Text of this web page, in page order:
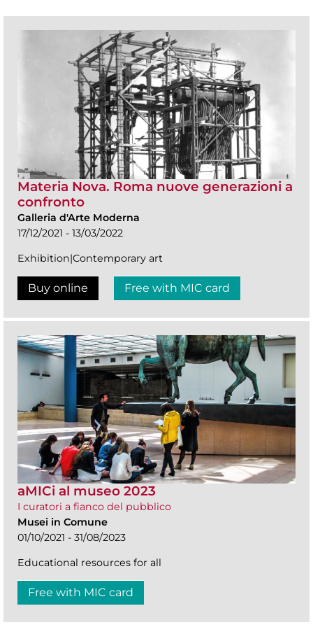
Materia Nova. Roma nuove generazioni a
confronto
Galleria d'Arte Moderna
17/12/2021 - 13/03/2022
Exhibition|Contemporary art
Buy online Free with MIC card
aMICi al museo 2023
I curatori a fianco del pubblico
Musei in Comune
01/10/2021 - 31/08/2023
Educational resources for all
Free with MIC card